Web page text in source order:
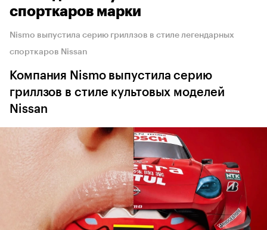
спорткаров марки
Nismo выпустила серию гриллзов в стиле легендарных
спорткаров Nissan
Компания Nismo выпустила серию
гриллзов в стиле культовых моделей
Nissan